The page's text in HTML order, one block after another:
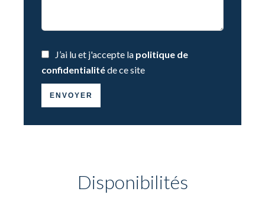
J’ai lu et j'accepte la politique de
confidentialitéde ce site
ENVOYER
Disponibilités